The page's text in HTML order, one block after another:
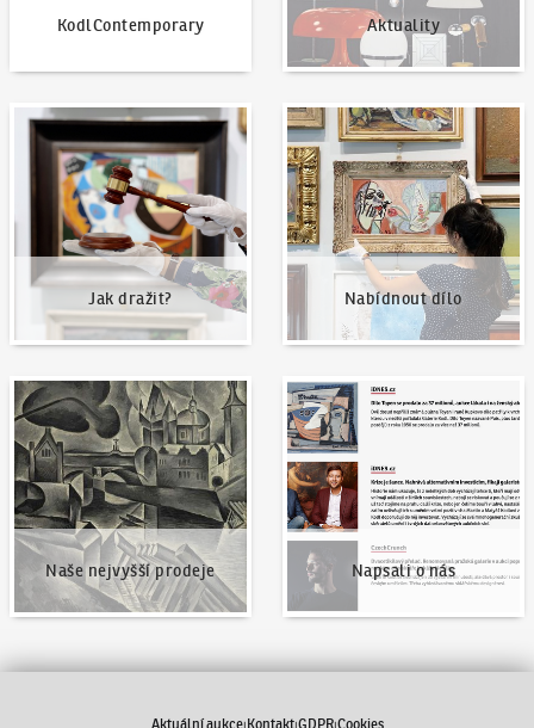
KodlContemporary Aktuality
Jak dražit?
Jak dražit?
Nabídnout dílo
Nabídnout dílo
Naše nejvyšší prodeje
Naše nejvyšší prodeje
Napsali o nás
Napsali o nás
Aktuální aukce Kontakt GDPR Cookies